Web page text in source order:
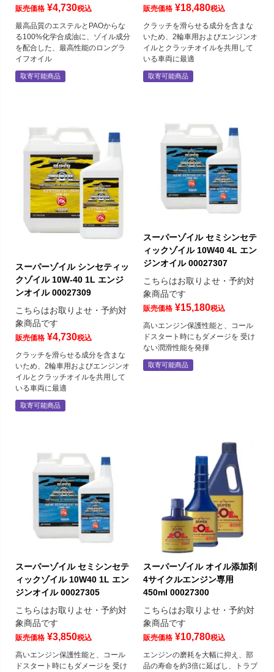
販売価格 ¥4,730税込
最高品質のエステルとPAOからな
る100%化学合成油に、ゾイル成分
を配合した、最高性能のロングラ
イフオイル
取寄可能商品
販売価格 ¥18,480税込
クラッチを滑らせる成分を含まな
いため、2輪車用およびエンジンオ
イルとクラッチオイルを共用して
いる車両に最適
取寄可能商品
スーパーゾイル シンセティッ
クゾイル 10W-40 1L エンジ
ンオイル 00027309
こちらはお取りよせ・予約対
象商品です
販売価格 ¥4,730税込
クラッチを滑らせる成分を含まな
いため、2輪車用およびエンジンオ
イルとクラッチオイルを共用して
いる車両に最適
取寄可能商品
スーパーゾイル セミシンセテ
ィックゾイル 10W40 4L エン
ジンオイル 00027307
こちらはお取りよせ・予約対
象商品です
販売価格 ¥15,180税込
高いエンジン保護性能と、コール
ドスタート時にもダメージを 受け
ない潤滑性能を発揮
取寄可能商品
スーパーゾイル セミシンセテ
ィックゾイル 10W40 1L エン
ジンオイル 00027305
こちらはお取りよせ・予約対
象商品です
販売価格 ¥3,850税込
高いエンジン保護性能と、コール
ドスタート時にもダメージを 受け
スーパーゾイル オイル添加剤
4サイクルエンジン専用
450ml 00027300
こちらはお取りよせ・予約対
象商品です
販売価格 ¥10,780税込
エンジンの磨耗を大幅に抑え、部
品の寿命を約3倍に延ばし、トラブ